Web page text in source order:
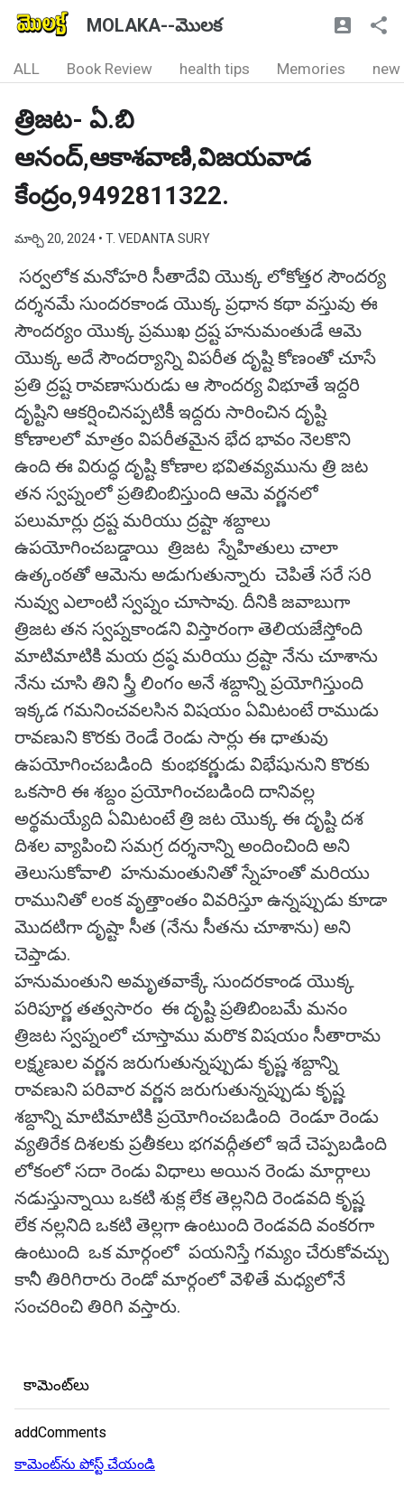
MOLAKA--మొలక
ALL Book Review health tips Memories new
త్రిజట- ఏ.బి
ఆనంద్,ఆకాశవాణి,విజయవాడ
కేంద్రం,9492811322.
మార్చి 20, 2024 • T. VEDANTA SURY
సర్వలోక మనోహరి సీతాదేవి యొక్క లోకోత్తర సౌందర్య
దర్శనమే సుందరకాండ యొక్క ప్రధాన కథా వస్తువు ఈ
సౌందర్యం యొక్క ప్రముఖ ద్రష్ట హనుమంతుడే ఆమె
యొక్క అదే సౌందర్యాన్ని విపరీత దృష్టి కోణంతో చూసే
ప్రతి ద్రష్ట రావణాసురుడు ఆ సౌందర్య విభూతే ఇద్దరి
దృష్టిని ఆకర్షించినప్పటికీ ఇద్దరు సారించిన దృష్టి
కోణాలలో మాత్రం విపరీతమైన భేద భావం నెలకొని
ఉంది ఈ విరుద్ధ దృష్టి కోణాల భవితవ్యమును త్రి జట
తన స్వప్నంలో ప్రతిబింబిస్తుంది ఆమె వర్ణనలో
పలుమార్లు ద్రష్ట మరియు ద్రష్టా శబ్దాలు
ఉపయోగించబడ్డాయి త్రిజట స్నేహితులు చాలా
ఉత్కంఠతో ఆమెను అడుగుతున్నారు చెపితే సరే సరి
నువ్వు ఎలాంటి స్వప్నం చూసావు. దీనికి జవాబుగా
త్రిజట తన స్వప్నకాండని విస్తారంగా తెలియజేస్తోంది
మాటిమాటికి మయ ద్రష్ఠ మరియు ద్రష్టా నేను చూశాను
నేను చూసి తిని స్త్రీ లింగం అనే శబ్దాన్ని ప్రయోగిస్తుంది
ఇక్కడ గమనించవలసిన విషయం ఏమిటంటే రాముడు
రావణుని కొరకు రెండే రెండు సార్లు ఈ ధాతువు
ఉపయోగించబడింది కుంభకర్ణుడు విభేషునుని కొరకు
ఒకసారి ఈ శబ్దం ప్రయోగించబడింది దానివల్ల
అర్థమయ్యేది ఏమిటంటే త్రి జట యొక్క ఈ దృష్టి దశ
దిశల వ్యాపించి సమగ్ర దర్శనాన్ని అందించింది అని
తెలుసుకోవాలి హనుమంతునితో స్నేహంతో మరియు
రామునితో లంక వృత్తాంతం వివరిస్తూ ఉన్నప్పుడు కూడా
మొదటిగా దృష్టా సీత (నేను సీతను చూశాను) అని
చెప్తాడు.
హనుమంతుని అమృతవాక్కే సుందరకాండ యొక్క
పరిపూర్ణ తత్వసారం ఈ దృష్టి ప్రతిబింబమే మనం
త్రిజట స్వప్నంలో చూస్తాము మరొక విషయం సీతారామ
లక్ష్మణుల వర్ణన జరుగుతున్నప్పుడు కృష్ణ శబ్దాన్ని
రావణుని పరివార వర్ణన జరుగుతున్నప్పుడు కృష్ణ
శబ్దాన్ని మాటిమాటికి ప్రయోగించబడింది రెండూ రెండు
వ్యతిరేక దిశలకు ప్రతీకలు భగవద్గీతలో ఇదే చెప్పబడింది
లోకంలో సదా రెండు విధాలు అయిన రెండు మార్గాలు
నడుస్తున్నాయి ఒకటి శుక్ల లేక తెల్లనిది రెండవది కృష్ణ
లేక నల్లనిది ఒకటి తెల్లగా ఉంటుంది రెండవది వంకరగా
ఉంటుంది ఒక మార్గంలో పయనిస్తే గమ్యం చేరుకోవచ్చు
కానీ తిరిగిరారు రెండో మార్గంలో వెళితే మధ్యలోనే
సంచరించి తిరిగి వస్తారు.
కామెంట్‌లు
addComments
కామెంట్‌ను పోస్ట్ చేయండి